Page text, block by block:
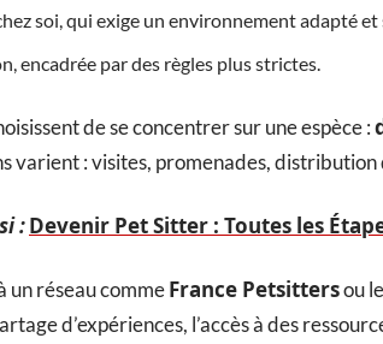
soi, qui exige un environnement adapté et
encadrée par des règles plus strictes.
de se concentrer sur une espèce :
varient : visites, promenades,
:Devenir Pet Sitter : Toutes les
un réseau commeFrance Petsittersou le
d’expériences, l’accès à des